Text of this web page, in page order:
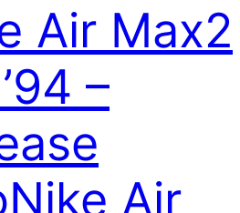
Air Max2
–
Nike Air